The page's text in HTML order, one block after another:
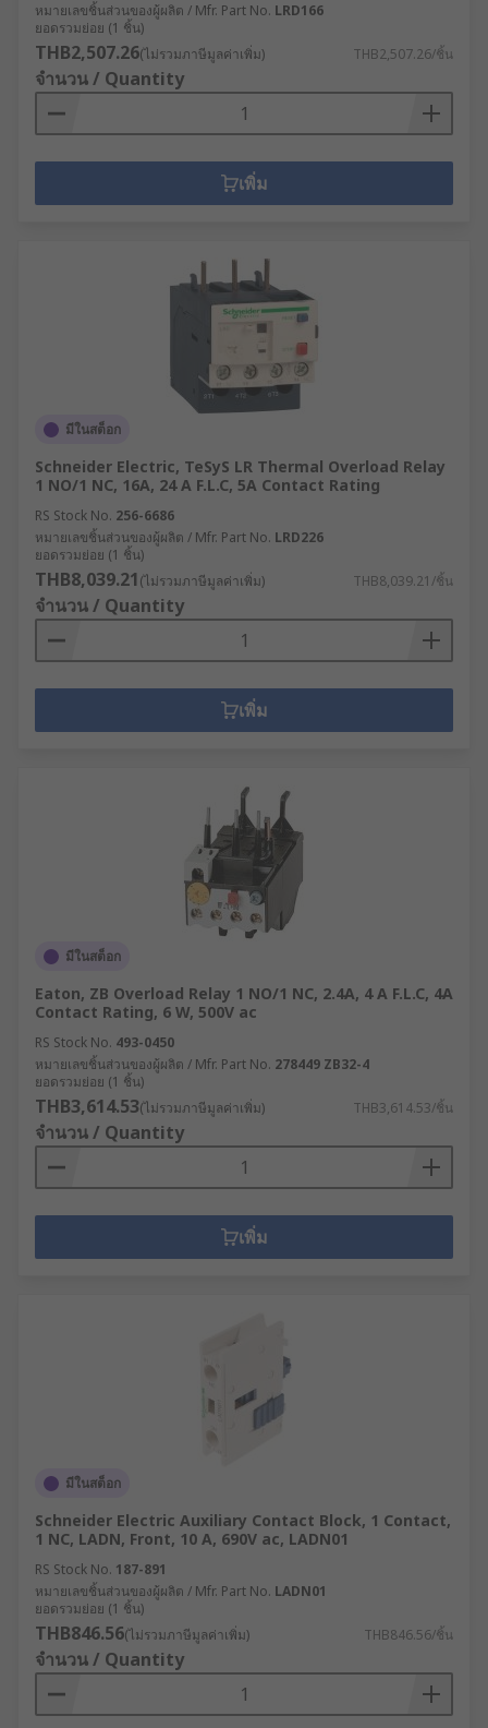
หมายเลขชิ้นส่วนของผู้ผลิต / Mfr. Part No. LRD166
ยอดรวมย่อย (1 ชิ้น)
THB2,507.26(ไม่รวมภาษีมูลค่าเพิ่ม) THB2,507.26/ชิ้น
จำนวน / Quantity
เพิ่ม
มีในสต็อก
Schneider Electric, TeSyS LR Thermal Overload Relay
1 NO/1 NC, 16A, 24 A F.L.C, 5A Contact Rating
RS Stock No. 256-6686
หมายเลขชิ้นส่วนของผู้ผลิต / Mfr. Part No. LRD226
ยอดรวมย่อย (1 ชิ้น)
THB8,039.21(ไม่รวมภาษีมูลค่าเพิ่ม) THB8,039.21/ชิ้น
จำนวน / Quantity
เพิ่ม
มีในสต็อก
Eaton, ZB Overload Relay 1 NO/1 NC, 2.4A, 4 A F.L.C, 4A
Contact Rating, 6 W, 500V ac
RS Stock No. 493-0450
หมายเลขชิ้นส่วนของผู้ผลิต / Mfr. Part No. 278449 ZB32-4
ยอดรวมย่อย (1 ชิ้น)
THB3,614.53(ไม่รวมภาษีมูลค่าเพิ่ม) THB3,614.53/ชิ้น
จำนวน / Quantity
เพิ่ม
มีในสต็อก
Schneider Electric Auxiliary Contact Block, 1 Contact,
1 NC, LADN, Front, 10 A, 690V ac, LADN01
RS Stock No. 187-891
หมายเลขชิ้นส่วนของผู้ผลิต / Mfr. Part No. LADN01
ยอดรวมย่อย (1 ชิ้น)
THB846.56(ไม่รวมภาษีมูลค่าเพิ่ม) THB846.56/ชิ้น
จำนวน / Quantity